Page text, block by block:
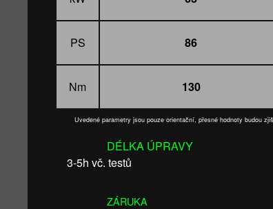
PS 86
Nm 130
Uvedené parametry jsou pouze orientační, přesné hodnoty budou
DÉLKA ÚPRAVY
3-5h vč. testů
ZÁRUKA